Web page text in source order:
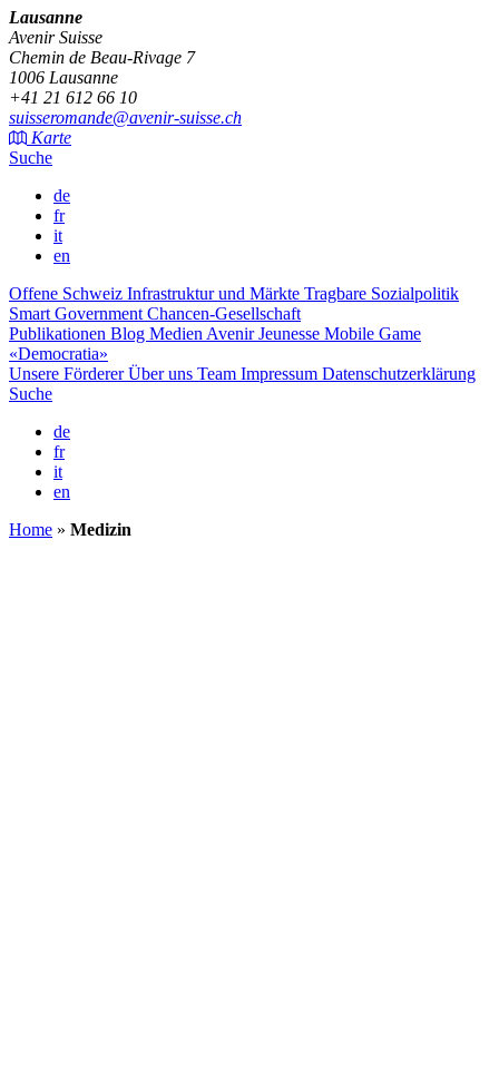
Lausanne
Avenir Suisse
Chemin de Beau-Rivage 7
1006 Lausanne
+41 21 612 66 10
suisseromande@avenir-suisse.ch
Karte
Suche
de
fr
it
en
Offene Schweiz Infrastruktur und Märkte Tragbare Sozialpolitik
Smart Government Chancen-Gesellschaft
Publikationen Blog Medien Avenir Jeunesse Mobile Game
«Democratia»
Unsere FördererÜber uns Team Impressum Datenschutzerklärung
Suche
de
fr
it
en
Home » Medizin